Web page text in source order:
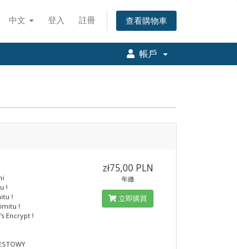
中文 登入 註冊 查看購物車
帳戶
!
!
!
Encrypt !
zł75,00 PLN
年繳
立即購買